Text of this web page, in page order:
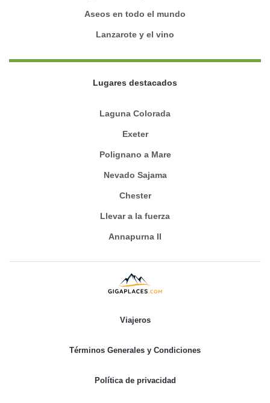
Aseos en todo el mundo
Lanzarote y el vino
Lugares destacados
Laguna Colorada
Exeter
Polignano a Mare
Nevado Sajama
Chester
Llevar a la fuerza
Annapurna II
Viajeros
Términos Generales y Condiciones
Política de privacidad